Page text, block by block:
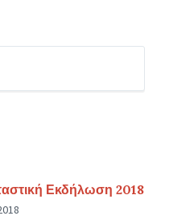
Εκδήλωση 2018